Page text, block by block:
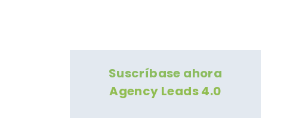
Suscríbase ahora
Agency Leads 4.0